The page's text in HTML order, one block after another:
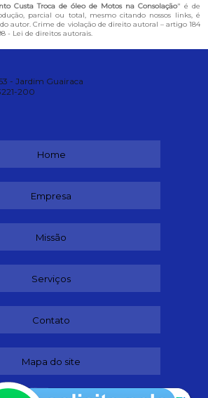
Custa Troca de óleo de Motos na Consolação" é de
parcial ou total, mesmo citando nossos links, é
autor. Crime de violação de direito autoral – artigo 184
- Lei de direitos autorais.
- Jardim Guairaca
200
Home
Empresa
Missão
Serviços
Contato
Mapa do site